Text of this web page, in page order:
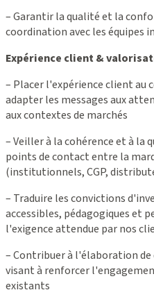
– Garantir la qualité et la
coordination avec les équipes
Expérience client &
– Placer l'expérience client au
adapter les messages aux
aux contextes de marchés
– Veiller à la cohérence et à la
points de contact entre la
(institutionnels, CGP,
– Traduire les convictions
accessibles, pédagogiques et
l'exigence attendue par nos
– Contribuer à l'élaboration
visant à renforcer
existants